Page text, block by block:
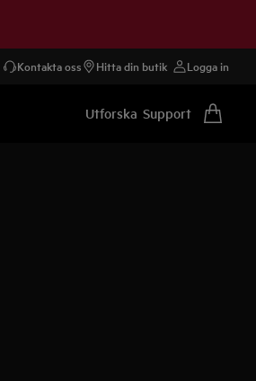
Kontakta oss Hitta din butik Logga in
Utforska Support